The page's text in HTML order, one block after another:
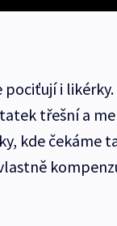
i
třešní a
kde čekáme